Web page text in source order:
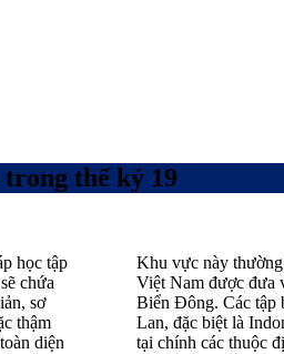
thế kỷ 19
học tập
chứa
sơ
thậm
diện
Khu vực này
Việt Nam được đưa
Biển Đông. Các tập
Lan, đặc biệt là
tại chính các thuộc